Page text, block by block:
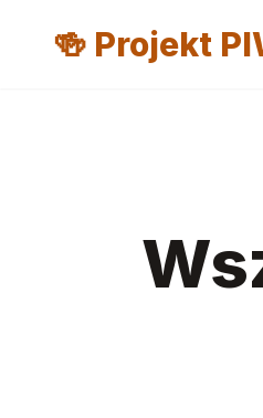
🍻 Projekt